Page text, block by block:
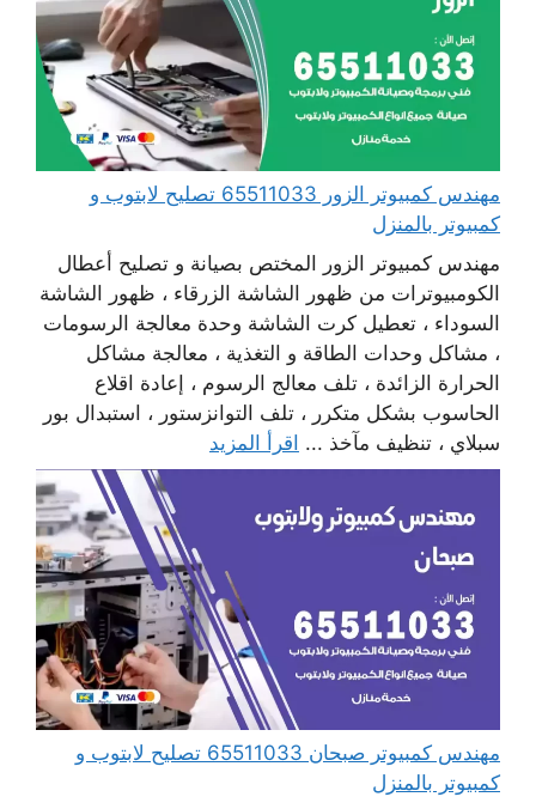
مهندس كمبيوتر الزور 65511033 تصليح لابتوب و
كمبيوتر بالمنزل
مهندس كمبيوتر الزور المختص بصيانة و تصليح أعطال
الكومبيوترات من ظهور الشاشة الزرقاء ، ظهور الشاشة
السوداء ، تعطيل كرت الشاشة وحدة معالجة الرسومات
، مشاكل وحدات الطاقة و التغذية ، معالجة مشاكل
الحرارة الزائدة ، تلف معالج الرسوم ، إعادة اقلاع
الحاسوب بشكل متكرر ، تلف التوانزستور ، استبدال بور
سبلاي ، تنظيف مآخذ ... اقرأ المزيد
مهندس كمبيوتر صبحان 65511033 تصليح لابتوب و
كمبيوتر بالمنزل